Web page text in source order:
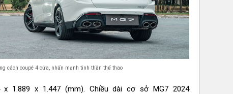
cách coupé 4 cửa, nhấn mạnh tinh thần thể thao
1.889 x 1.447 (mm). Chiều dài cơ sở MG7 2024